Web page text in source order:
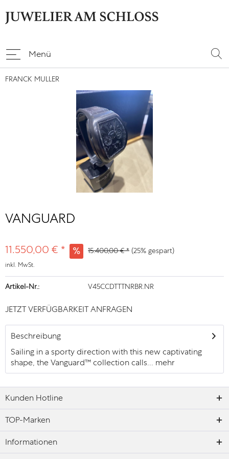
Menü
FRANCK MULLER
VANGUARD
11.550,00 € * 15.400,00 € * (25% gespart)
inkl. MwSt.
Artikel-Nr.: V45CCDTTTNRBR.NR
JETZT VERFÜGBARKEIT ANFRAGEN
Beschreibung
Sailing in a sporty direction with this new captivating
shape, the Vanguard™ collection calls... mehr
Kunden Hotline
TOP-Marken
Informationen